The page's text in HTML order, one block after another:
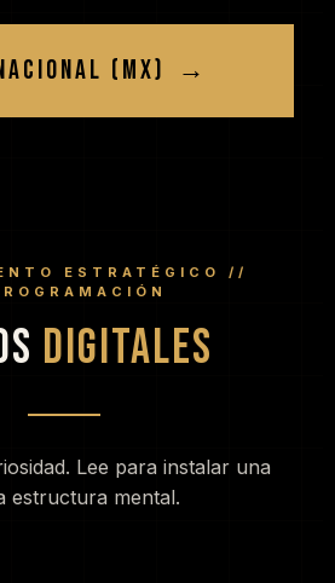
(MX) →
ESTRATÉGICO //
DIGITALES
Lee para instalar una
estructura mental.